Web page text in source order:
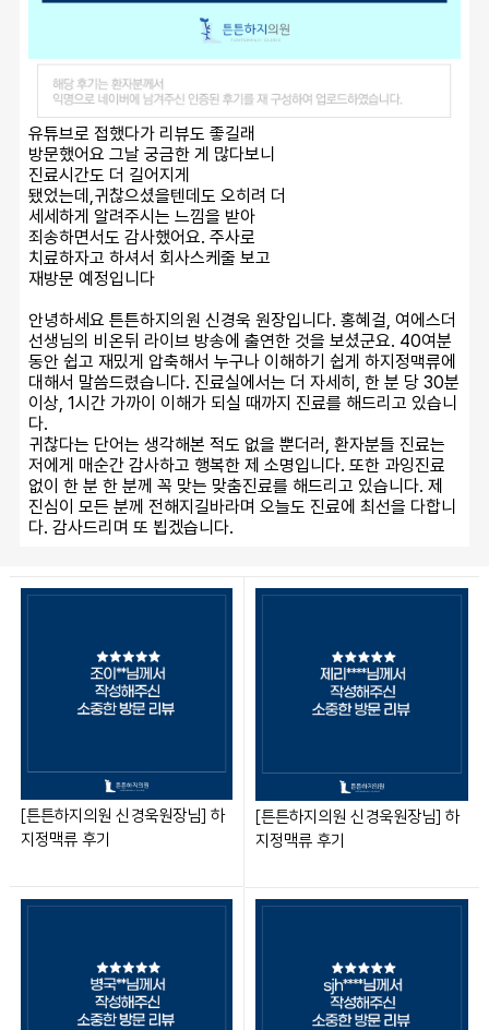
유튜브로 접했다가 리뷰도 좋길래
방문했어요 그날 궁금한 게 많다보니
진료시간도 더 길어지게
됐었는데,귀찮으셨을텐데도 오히려 더
세세하게 알려주시는 느낌을 받아
죄송하면서도 감사했어요. 주사로
치료하자고 하셔서 회사스케줄 보고
재방문 예정입니다
안녕하세요 튼튼하지의원 신경욱 원장입니다. 홍혜걸, 여에스더
선생님의 비온뒤 라이브 방송에 출연한 것을 보셨군요. 40여분
동안 쉽고 재밌게 압축해서 누구나 이해하기 쉽게 하지정맥류에
대해서 말씀드렸습니다. 진료실에서는 더 자세히, 한 분 당 30분
이상, 1시간 가까이 이해가 되실 때까지 진료를 해드리고 있습니
다.
귀찮다는 단어는 생각해본 적도 없을 뿐더러, 환자분들 진료는
저에게 매순간 감사하고 행복한 제 소명입니다. 또한 과잉진료
없이 한 분 한 분께 꼭 맞는 맞춤진료를 해드리고 있습니다. 제
진심이 모든 분께 전해지길바라며 오늘도 진료에 최선을 다합니
다. 감사드리며 또 뵙겠습니다.
[튼튼하지의원 신경욱원장님] 하
지정맥류 후기
[튼튼하지의원 신경욱원장님] 하
지정맥류 후기